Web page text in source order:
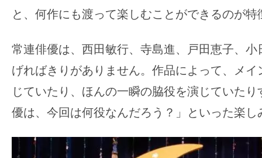
と、何作にも渡って楽しむことができるのが特
常連俳優は、西田敏行、寺島進、戸田恵子、
げればきりがありません。作品によって、メ
じていたり、ほんの一瞬の脇役を演じていた
優は、今回は何役なんだろう？」といった楽し